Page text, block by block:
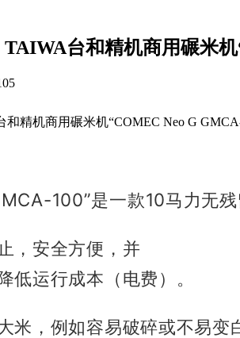
台和精机商用碾米
精机商用碾米机“COMEC Neo G
100”是一款10马力无
，安全方便，并
低运行成本（电费）。
米，例如容易破碎或不易变